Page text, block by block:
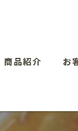
商品紹介 お